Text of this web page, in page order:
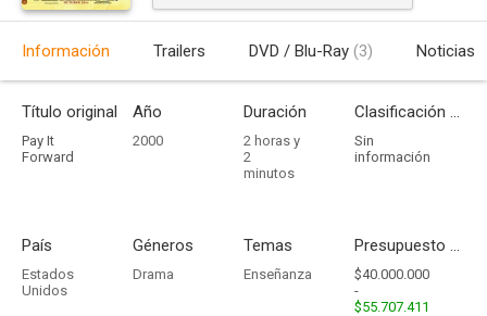
Información Trailers DVD / Blu-Ray (3) Noticias
Título original
Pay It
Forward
Año
2000
Duración
2 horas y
2
minutos
Clasificación por edades
Sin
información
País
Estados
Unidos
Géneros
Drama
Temas
Enseñanza
Presupuesto - Ingresos
$40.000.000
-
$55.707.411